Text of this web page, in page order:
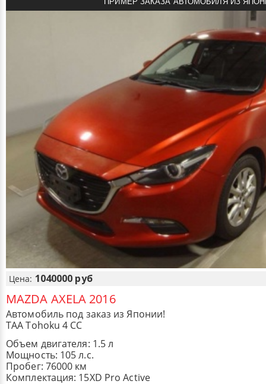
Цена: 1040000 руб
MAZDA AXELA 2016
Автомобиль под заказ из Японии!
TAA Tohoku 4 CC
Объем двигателя: 1.5 л
Мощность: 105 л.с.
Пробег: 76000 км
Комплектация: 15XD Pro Active